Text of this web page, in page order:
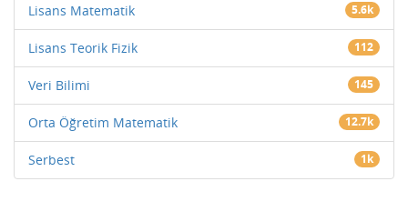
Lisans Matematik 5.6k
Lisans Teorik Fizik 112
Veri Bilimi 145
Orta Öğretim Matematik 12.7k
Serbest 1k